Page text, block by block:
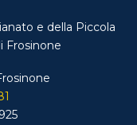
e della Piccola
Frosinone